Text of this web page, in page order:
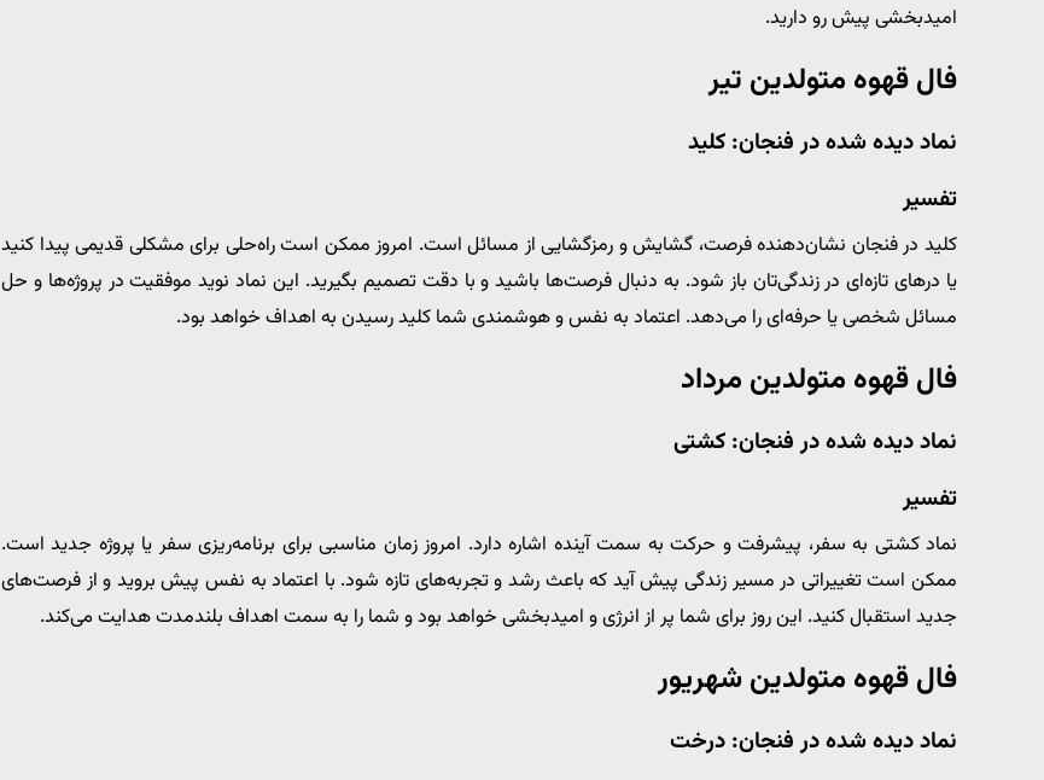
امیدبخشی پیش رو دارید.
فال قهوه متولدین تیر
نماد دیده شده در فنجان: کلید
تفسیر
کلید در فنجان نشان‌دهنده فرصت، گشایش و رمزگشایی از مسائل است. امروز ممکن است راه‌حلی برای مشکلی قدیمی پیدا کنید
یا درهای تازه‌ای در زندگی‌تان باز شود. به دنبال فرصت‌ها باشید و با دقت تصمیم بگیرید. این نماد نوید موفقیت در پروژه‌ها و حل
مسائل شخصی یا حرفه‌ای را می‌دهد. اعتماد به نفس و هوشمندی شما کلید رسیدن به اهداف خواهد بود.
فال قهوه متولدین مرداد
نماد دیده شده در فنجان: کشتی
تفسیر
نماد کشتی به سفر، پیشرفت و حرکت به سمت آینده اشاره دارد. امروز زمان مناسبی برای برنامه‌ریزی سفر یا پروژه جدید است.
ممکن است تغییراتی در مسیر زندگی پیش آید که باعث رشد و تجربه‌های تازه شود. با اعتماد به نفس پیش بروید و از فرصت‌های
جدید استقبال کنید. این روز برای شما پر از انرژی و امیدبخشی خواهد بود و شما را به سمت اهداف بلندمدت هدایت می‌کند.
فال قهوه متولدین شهریور
نماد دیده شده در فنجان: درخت